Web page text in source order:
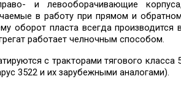
и левооборачивающие
в работу при прямом и
оборот пласта всегда производится
работает челночным способом.
с тракторами тягового класса
3522 и их зарубежными аналогами).